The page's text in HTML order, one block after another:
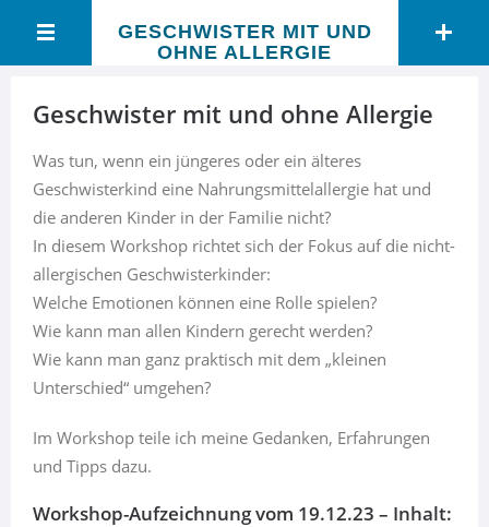
GESCHWISTER MIT UND
OHNE ALLERGIE
Geschwister mit und ohne Allergie
Was tun, wenn ein jüngeres oder ein älteres
Geschwisterkind eine Nahrungsmittelallergie hat und
die anderen Kinder in der Familie nicht?
In diesem Workshop richtet sich der Fokus auf die nicht-
allergischen Geschwisterkinder:
Welche Emotionen können eine Rolle spielen?
Wie kann man allen Kindern gerecht werden?
Wie kann man ganz praktisch mit dem „kleinen
Unterschied“ umgehen?
Im Workshop teile ich meine Gedanken, Erfahrungen
und Tipps dazu.
Workshop-Aufzeichnung vom 19.12.23 – Inhalt: